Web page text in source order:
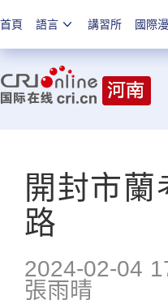
首頁 語言 講習所 國際
開封市蘭
路
2024-02-04
張雨晴